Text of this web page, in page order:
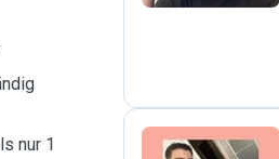
nur 1